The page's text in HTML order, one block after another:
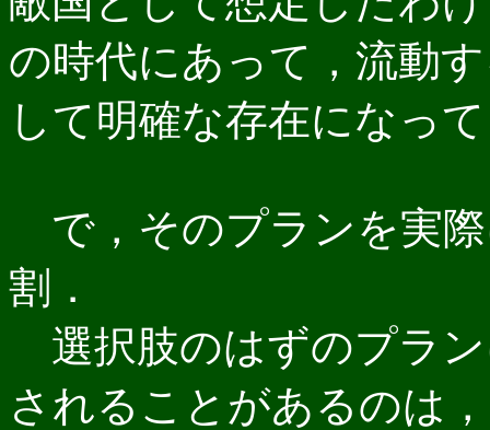
の時代にあって，流動
して明確な存在になっ
で，そのプランを実
割．
選択肢のはずのプラ
されることがあるのは